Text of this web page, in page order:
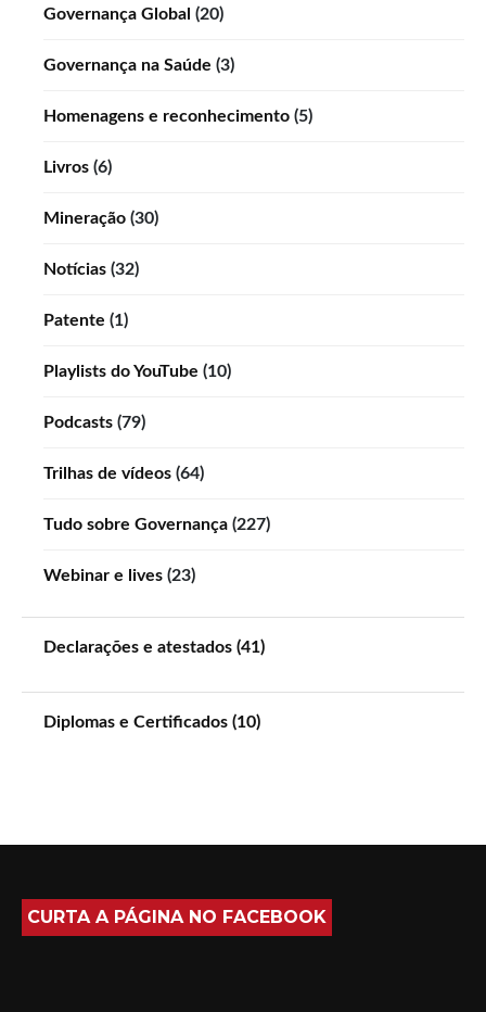
Governança Global (20)
Governança na Saúde (3)
Homenagens e reconhecimento (5)
Livros (6)
Mineração (30)
Notícias (32)
Patente (1)
Playlists do YouTube (10)
Podcasts (79)
Trilhas de vídeos (64)
Tudo sobre Governança (227)
Webinar e lives (23)
Declarações e atestados (41)
Diplomas e Certificados (10)
CURTA A PÁGINA NO FACEBOOK